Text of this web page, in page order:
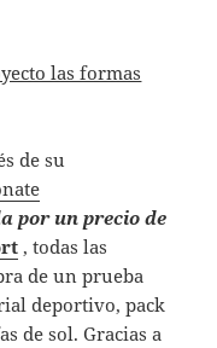
las formas
de su
por un precio de
, todas las
de un prueba
deportivo, pack
de sol. Gracias a